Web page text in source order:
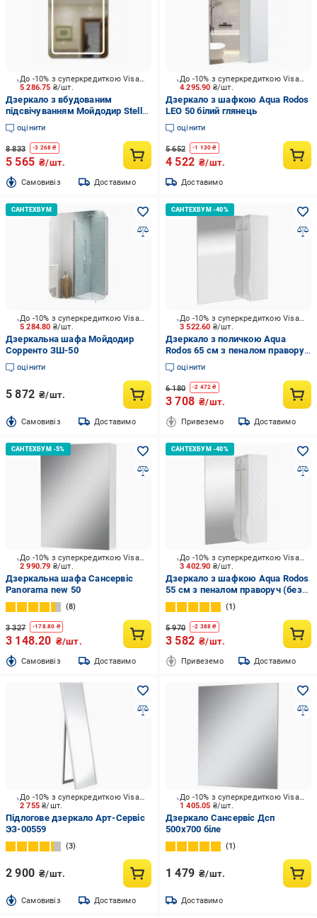
5 286.75 ₴/шт.
До -10% з суперкредиткою Visa Вигода
Дзеркало з вбудованим
підсвічуванням Мойдодир Stella
60x80
оцінити
8 833 -3 268 ₴
5 565 ₴/шт.
Cамовивіз Доставимо
4 295.90 ₴/шт.
До -10% з суперкредиткою Visa Вигода
Дзеркало з шафкою Aqua Rodos
LEO 50 білий глянець
оцінити
5 652 -1 130 ₴
4 522 ₴/шт.
Доставимо
5 284.80 ₴/шт.
До -10% з суперкредиткою Visa Вигода
Дзеркальна шафа Мойдодир
Сорренто ЗШ-50
оцінити
5 872 ₴/шт.
Cамовивіз Доставимо
3 522.60 ₴/шт.
До -10% з суперкредиткою Visa Вигода
Дзеркало з поличкою Aqua
Rodos 65 см з пеналом праворуч
(без підсвічування)
АР000001175
оцінити
6 180 -2 472 ₴
3 708 ₴/шт.
Привеземо Доставимо
2 990.79 ₴/шт.
До -10% з суперкредиткою Visa Вигода
Дзеркальна шафа Сансервіс
Panorama new 50
8
3 327 -178.80 ₴
3 148.20 ₴/шт.
Cамовивіз Доставимо
3 402.90 ₴/шт.
До -10% з суперкредиткою Visa Вигода
Дзеркало з шафкою Aqua Rodos
55 см з пеналом праворуч (без
підсвічування) АР000001174
1
5 970 -2 388 ₴
3 582 ₴/шт.
Привеземо Доставимо
2 755₴/шт.
До -10% з суперкредиткою Visa Вигода
Підлогове дзеркало Арт-Сервіс
ЭЗ-00559
3
2 900 ₴/шт.
Cамовивіз Доставимо
1 405.05 ₴/шт.
До -10% з суперкредиткою Visa Вигода
Дзеркало Сансервіс Дсп
500х700 біле
1
1 479 ₴/шт.
Доставимо